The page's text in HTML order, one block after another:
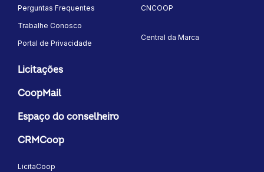
Perguntas Frequentes
Trabalhe Conosco
Portal de Privacidade
CNCOOP
Central da Marca
Licitações
CoopMail
Espaço do conselheiro
CRMCoop
LicitaCoop